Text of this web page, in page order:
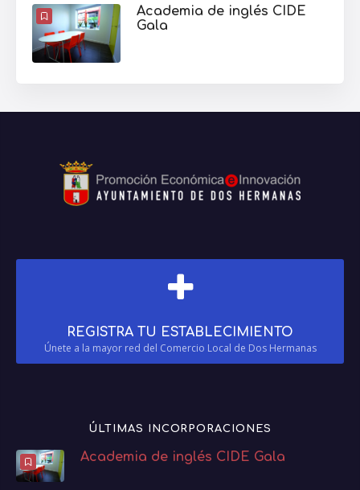
Academia de inglés CIDE
Gala
REGISTRA TU ESTABLECIMIENTO
Únete a la mayor red del Comercio Local de Dos Hermanas
ÚLTIMAS INCORPORACIONES
Academia de inglés CIDE Gala